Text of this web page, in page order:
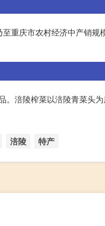
重庆市农村经济中产销规
涪陵榨菜以涪陵青菜头
涪陵 特产